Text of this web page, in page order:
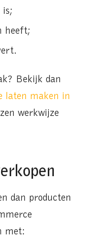
is;
heeft;
Bekijk dan
laten maken in
werkwijze
dan producten
met: